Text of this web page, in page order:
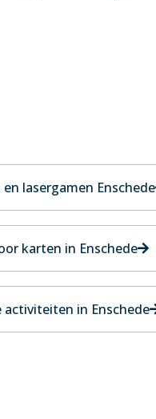
en lasergamen Enschede
karten in Enschede
activiteiten in Enschede